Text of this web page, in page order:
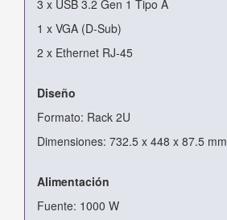
3 x USB 3.2 Gen 1 Tipo A
1 x VGA (D-Sub)
2 x Ethernet RJ-45
Diseño
Formato: Rack 2U
Dimensiones: 732.5 x 448 x 87.5 mm
Alimentación
Fuente: 1000 W